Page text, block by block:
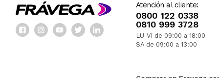
Atención al cliente:
0800 122 0338
0810 999 3728
LU-VI de 09:00 a 18:00
SA de 09:00 a 13:00